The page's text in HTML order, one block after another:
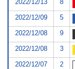
2022/12/13 8
2022/12/09 5
2022/12/08 9
2022/12/08 3
2022/12/07 2